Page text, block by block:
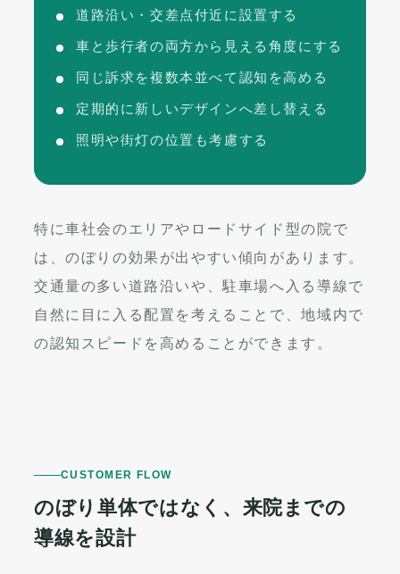
道路沿い・交差点付近に設置する
車と歩行者の両方から見える角度にする
同じ訴求を複数本並べて認知を高める
定期的に新しいデザインへ差し替える
照明や街灯の位置も考慮する
特に車社会のエリアやロードサイド型の院で
は、のぼりの効果が出やすい傾向があります。
交通量の多い道路沿いや、駐車場へ入る導線で
自然に目に入る配置を考えることで、地域内で
の認知スピードを高めることができます。
CUSTOMER FLOW
のぼり単体ではなく、来院までの
導線を設計